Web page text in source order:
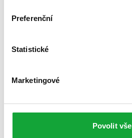
Preferenční
Statistické
Marketingové
Povolit vše